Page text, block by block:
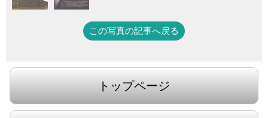
この写真の記事へ戻る
トップページ